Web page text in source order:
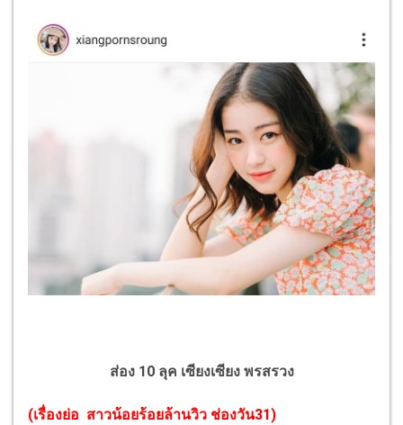
ส่อง 10 ลุค เซียงเซียง พรสรวง
(เรื่องย่อ สาวน้อยร้อยล้านวิว ช่องวัน31)